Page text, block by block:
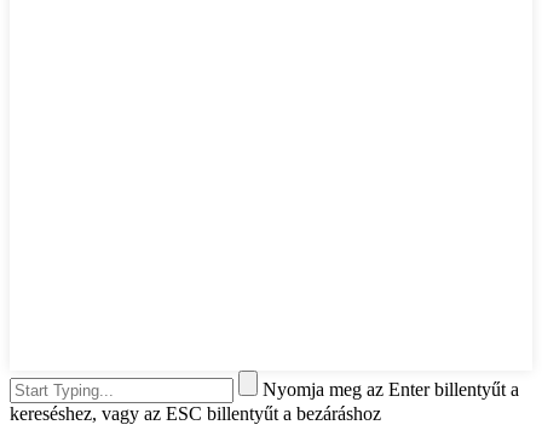
Nyomja meg az Enter billentyűt a
kereséshez, vagy az ESC billentyűt a bezáráshoz